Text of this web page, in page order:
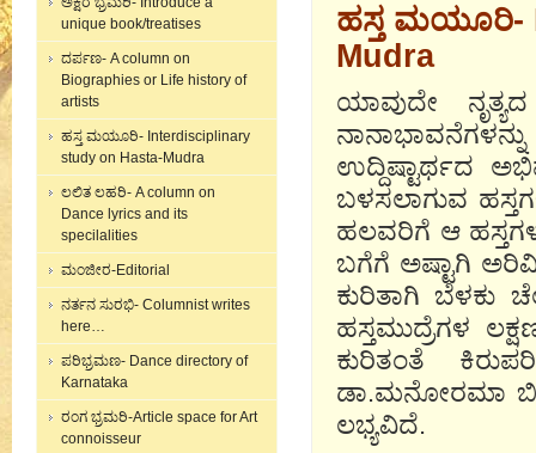
unique book/treatises
ದರ್ಪಣ- A column on
Biographies or Life history of
artists
ಹಸ್ತ ಮಯೂರಿ- Interdisciplinary
study on Hasta-Mudra
ಲಲಿತ ಲಹರಿ- A column on
Dance lyrics and its
specilalities
ಮಂಜೀರ-Editorial
ನರ್ತನ ಸುರಭಿ- Columnist writes
here…
ಪರಿಭ್ರಮಣ- Dance directory of
Karnataka
ರಂಗ ಭ್ರಮರಿ-Article space for Art
connoisseur
ಹಸ್ತ ಮಯೂರಿ-
Mudra
ಯಾವುದೇ
ಉದ್ದಿಷ್ಟಾರ್ಥದ
ಬಳಸಲಾಗುವ
ಹಲವರಿಗೆ ಆ
ಬಗೆಗೆ ಅಷ್ಟಾಗಿ
ಕುರಿತಾಗಿ ಬೆಳಕು
ಹಸ್ತಮುದ್ರೆಗಳ
ಕುರಿತಂತೆ
ಡಾ.ಮನೋರಮಾ ಬಿ
ಲಭ್ಯವಿದೆ.